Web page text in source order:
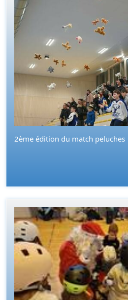
2ème édition du match peluches